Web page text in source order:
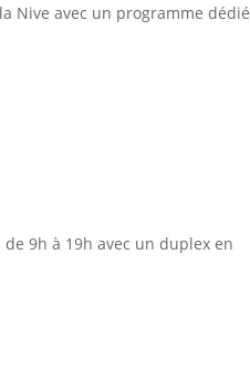
Nive avec un programme dédié
9h à 19h avec un duplex en